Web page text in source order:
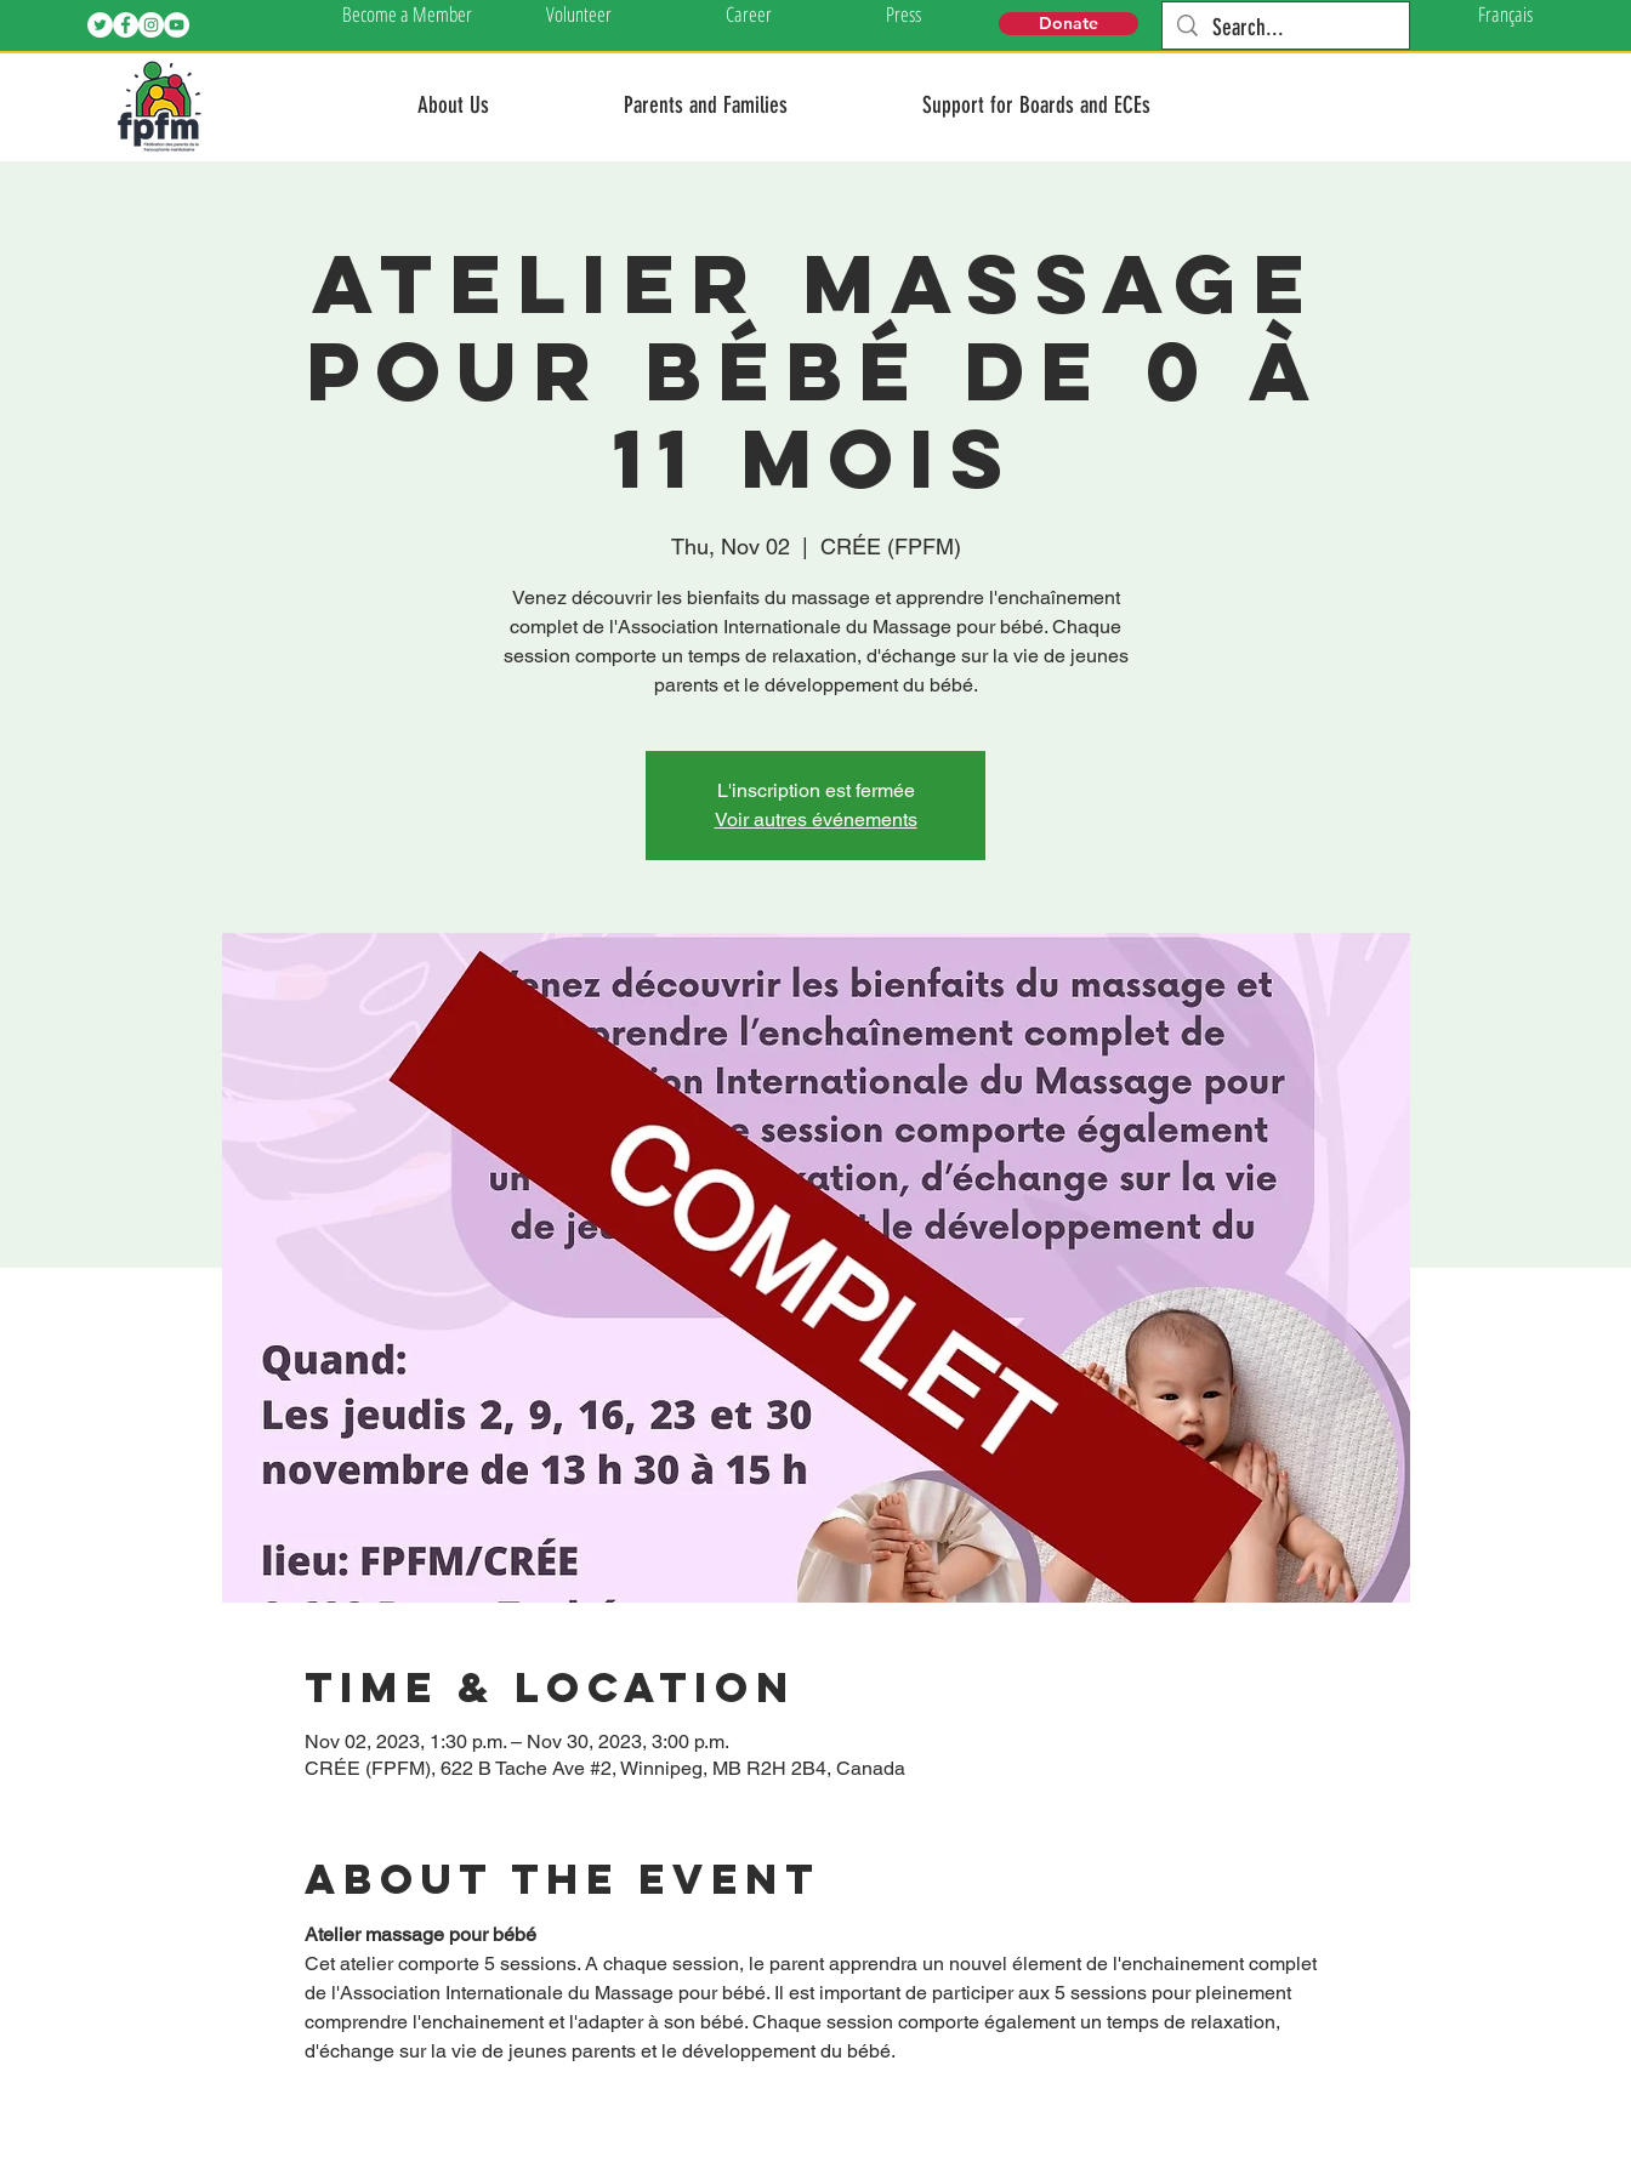
Become a Member Volunteer Career Press Donate Français
About Us Parents and Families Support for Boards and ECEs
Atelier massage
pour bébé de 0 à
11 mois
Thu, Nov 02 CRÉE (FPFM)
Venez découvrir les bienfaits du massage et apprendre l'enchaînement
complet de l'Association Internationale du Massage pour bébé. Chaque
session comporte un temps de relaxation, d'échange sur la vie de jeunes
parents et le développement du bébé.
L'inscription est fermée
Voir autres événements
Time & Location
Nov 02, 2023, 1:30 p.m. – Nov 30, 2023, 3:00 p.m.
CRÉE (FPFM), 622 B Tache Ave #2, Winnipeg, MB R2H 2B4, Canada
About the event
Atelier massage pour bébé
Cet atelier comporte 5 sessions. A chaque session, le parent apprendra un nouvel élement de l'enchainement complet
de l'Association Internationale du Massage pour bébé. Il est important de participer aux 5 sessions pour pleinement
comprendre l'enchainement et l'adapter à son bébé. Chaque session comporte également un temps de relaxation,
d'échange sur la vie de jeunes parents et le développement du bébé.